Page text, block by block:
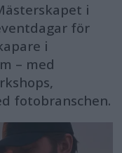
i
för
i
– med
fotobranschen.